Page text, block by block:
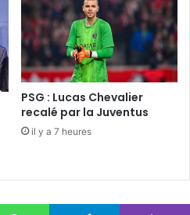
PSG : Lucas Chevalier
recalé par la Juventus
il y a 7 heures